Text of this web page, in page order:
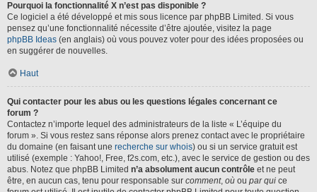
Pourquoi la fonctionnalité X n’est pas disponible ?
Ce logiciel a été développé et mis sous licence par phpBB Limited. Si vous
pensez qu’une fonctionnalité nécessite d’être ajoutée, visitez la page
phpBB Ideas (en anglais) où vous pouvez voter pour des idées proposées ou
en suggérer de nouvelles.
Haut
Qui contacter pour les abus ou les questions légales concernant ce
forum ?
Contactez n’importe lequel des administrateurs de la liste « L’équipe du
forum ». Si vous restez sans réponse alors prenez contact avec le propriétaire
du domaine (en faisant une recherche sur whois) ou si un service gratuit est
utilisé (exemple : Yahoo!, Free, f2s.com, etc.), avec le service de gestion ou des
abus. Notez que phpBB Limited n’a absolument aucun contrôle et ne peut
être, en aucun cas, tenu pour responsable sur comment, où ou par qui ce